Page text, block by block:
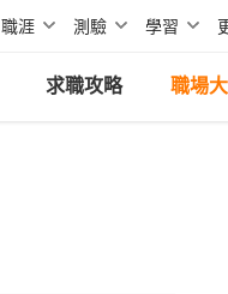
職涯 測驗 學習
求職攻略 職場